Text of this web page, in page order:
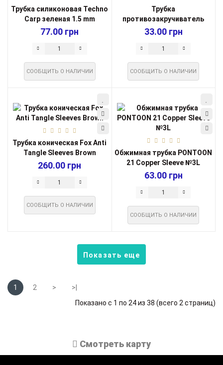
Трубка силиконовая Techno
Carp зеленая 1.5 mm
77.00 грн
СООБЩИТЬ О НАЛИЧИИ
Трубка
противозакручиватель
Techno Carp 2.0 мм 2 м
33.00 грн
СООБЩИТЬ О НАЛИЧИИ
Трубка коническая Fox Anti
Tangle Sleeves Brown
260.00 грн
СООБЩИТЬ О НАЛИЧИИ
Обжимная трубка PONTOON
21 Copper Sleeve №3L
63.00 грн
СООБЩИТЬ О НАЛИЧИИ
Показать еще
1 2 >
>|
Показано с 1 по 24 из 38 (всего 2 страниц)
Cмотреть карту